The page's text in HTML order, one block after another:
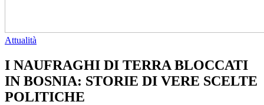
Attualità
I NAUFRAGHI DI TERRA BLOCCATI
IN BOSNIA: STORIE DI VERE SCELTE
POLITICHE